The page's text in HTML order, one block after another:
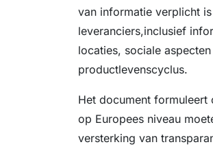
van informatie verplicht
leveranciers,inclusief
locaties, sociale
productlevenscyclus.
Het document formuleert
op Europees niveau
versterking van